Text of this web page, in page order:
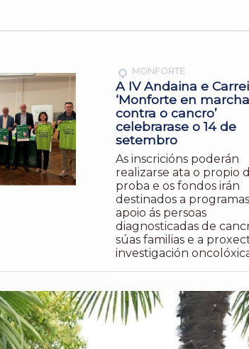
MONFORTE
A IV Andaina e
‘Monforte en marcha
contra o cancro’
celebrarase o 14 de
setembro
As inscricións poderán
realizarse ata o propio
proba e os fondos irán
destinados a
apoio ás persoas
diagnosticadas de
súas familias e a
investigación